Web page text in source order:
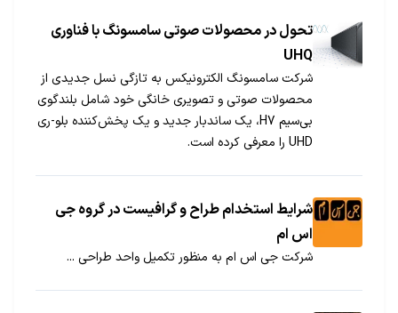
تحول در محصولات صوتی سامسونگ با فناوری
UHQ
شرکت سامسونگ الکترونیکس به تازگی نسل جدیدی از
محصولات صوتی و تصویری خانگی خود شامل بلندگوی
بی‌سیم H7، یک ساندبار جدید و یک پخش‌کننده بلو-ری
UHD را معرفی کرده است.
شرایط استخدام طراح و گرافیست در گروه جی
اس ام
شركت جى اس ام به منظور تكمیل واحد طراحى ...